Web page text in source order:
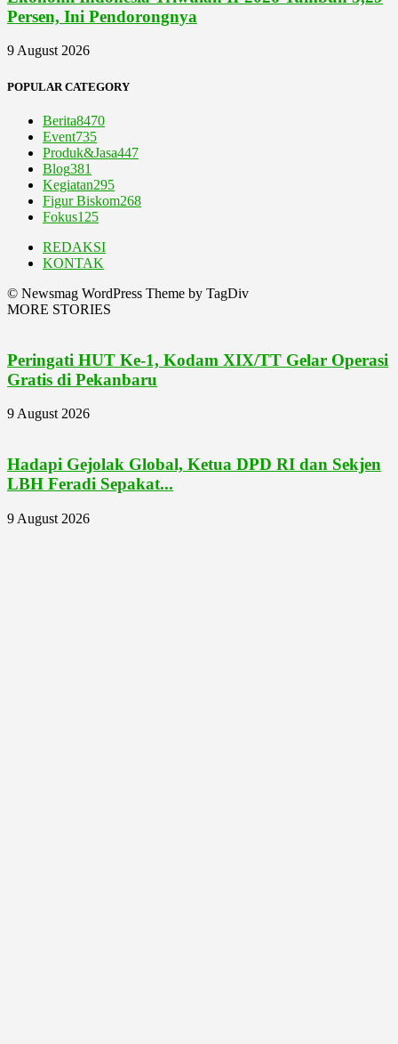
Persen, Ini Pendorongnya
9 August 2026
POPULAR CATEGORY
Berita8470
Event735
Produk&Jasa447
Blog381
Kegiatan295
Figur Biskom268
Fokus125
REDAKSI
KONTAK
© Newsmag WordPress Theme by TagDiv
MORE STORIES
Peringati HUT Ke-1, Kodam XIX/TT Gelar Operasi
Gratis di Pekanbaru
9 August 2026
Hadapi Gejolak Global, Ketua DPD RI dan Sekjen
LBH Feradi Sepakat...
9 August 2026